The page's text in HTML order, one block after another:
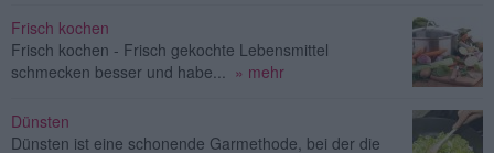
Frisch kochen
Frisch kochen - Frisch gekochte Lebensmittel
schmecken besser und habe... » mehr
Dünsten
Dünsten ist eine schonende Garmethode, bei der die